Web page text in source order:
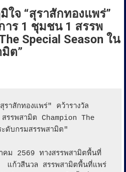
ใจ “สุราสักทองแพร่”
าร 1 ชุมชน 1 สรรพ
Special Season ใน
ต”
ราสักทองแพร่" คว้ารางวัล
รพสามิต Champion The
ดับกรมสรรพสามิต"
ม 2569 ทางสรรพสามิตพื้นที่
แก้วสีนวล สรรพสามิตพื้นที่แพร่